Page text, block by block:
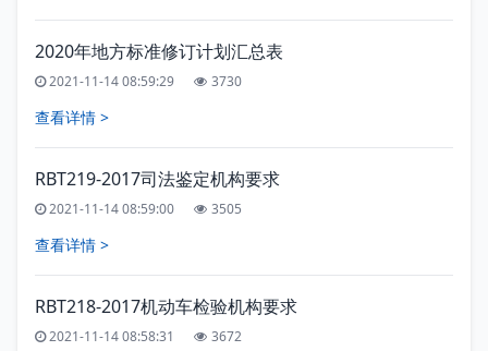
2020年地方标准修订计划汇总表
2021-11-14 08:59:29 3730
查看详情 >
RBT219-2017司法鉴定机构要求
2021-11-14 08:59:00 3505
查看详情 >
RBT218-2017机动车检验机构要求
2021-11-14 08:58:31 3672